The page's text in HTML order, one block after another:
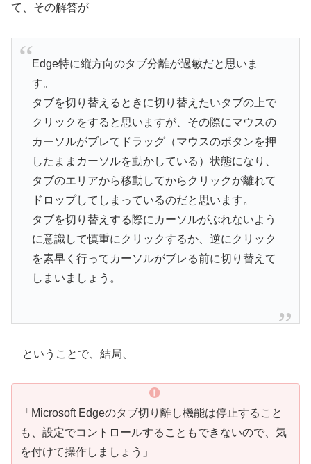
て、その解答が
Edge特に縦方向のタブ分離が過敏だと思いま
す。
タブを切り替えるときに切り替えたいタブの上で
クリックをすると思いますが、その際にマウスの
カーソルがブレてドラッグ（マウスのボタンを押
したままカーソルを動かしている）状態になり、
タブのエリアから移動してからクリックが離れて
ドロップしてしまっているのだと思います。
タブを切り替えする際にカーソルがぶれないよう
に意識して慎重にクリックするか、逆にクリック
を素早く行ってカーソルがブレる前に切り替えて
しまいましょう。
ということで、結局、
「Microsoft Edgeのタブ切り離し機能は停止すること
も、設定でコントロールすることもできないので、気
を付けて操作しましょう」